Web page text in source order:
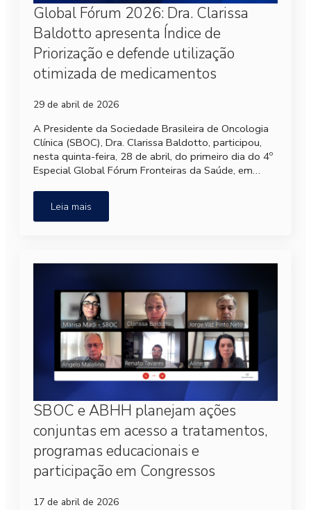
Global Fórum 2026: Dra. Clarissa
Baldotto apresenta Índice de
Priorização e defende utilização
otimizada de medicamentos
29 de abril de 2026
A Presidente da Sociedade Brasileira de Oncologia
Clínica (SBOC), Dra. Clarissa Baldotto, participou,
nesta quinta-feira, 28 de abril, do primeiro dia do 4º
Especial Global Fórum Fronteiras da Saúde, em…
Leia mais
SBOC e ABHH planejam ações
conjuntas em acesso a tratamentos,
programas educacionais e
participação em Congressos
17 de abril de 2026